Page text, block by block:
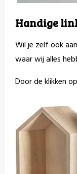
Handige
Wil je zelf ook
waar wij alles
Door de klikken